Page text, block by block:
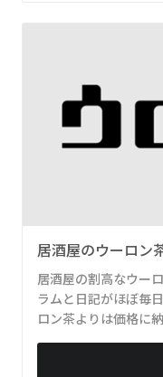
居酒屋のウーロン
居酒屋の割高なウー
ラムと日記がほぼ毎
ロン茶よりは価格に